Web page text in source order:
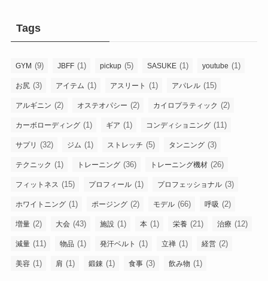
Tags
GYM (9) JBFF (1) pickup (5) SASUKE (1) youtube (1)
お尻 (3) アイテム (1) アスリート (1) アパレル (15)
アルギニン (2) オステオパシー (2) カイロプラティック (2)
カーボローディング (1) ギア (1) コンディショニング (11)
サプリ (32) ジム (1) ストレッチ (5) タンニング (3)
テクニック (1) トレーニング (36) トレーニング機材 (26)
フィットネス (15) プロフィール (1) プロフェッショナル (3)
ホワイトニング (1) ポージング (2) モデル (66) 呼吸 (2)
増量 (2) 大会 (43) 施設 (1) 本 (1) 栄養 (21) 治療 (12)
減量 (11) 物品 (1) 発汗ベルト (1) 立禅 (1) 経営 (2)
美容 (1) 肩 (1) 鍛錬 (1) 食事 (3) 飲み物 (1)